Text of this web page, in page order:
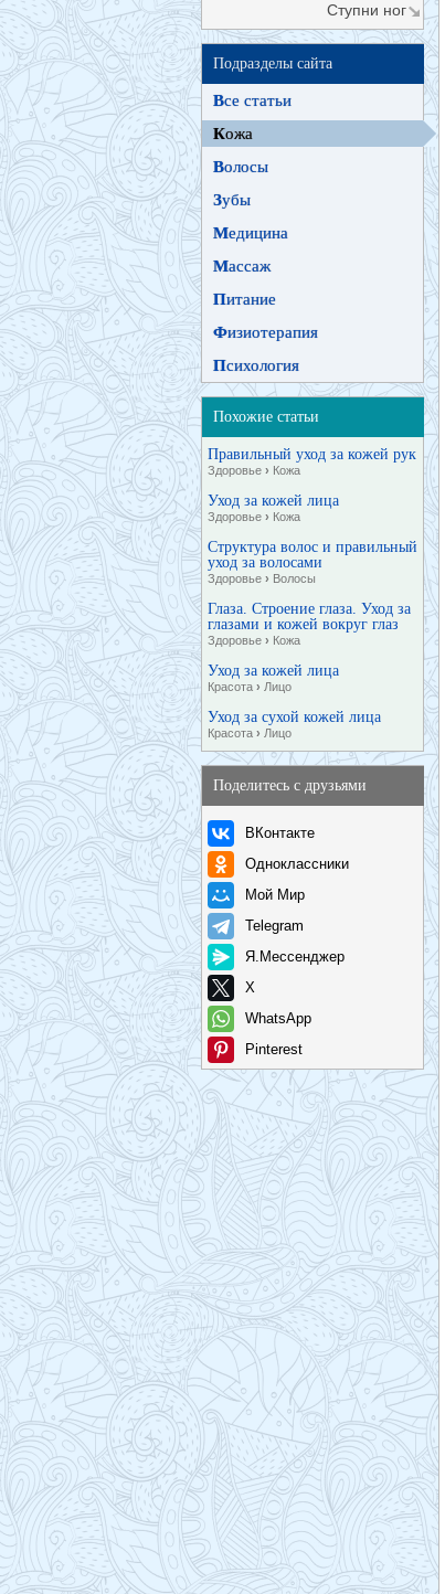
Ступни ног
Подразделы сайта
Все статьи
Кожа
Волосы
Зубы
Медицина
Массаж
Питание
Физиотерапия
Психология
Похожие статьи
Правильный уход за кожей рук
Здоровье › Кожа
Уход за кожей лица
Здоровье › Кожа
Структура волос и правильный
уход за волосами
Здоровье › Волосы
Глаза. Строение глаза. Уход за
глазами и кожей вокруг глаз
Здоровье › Кожа
Уход за кожей лица
Красота › Лицо
Уход за сухой кожей лица
Красота › Лицо
Поделитесь с друзьями
ВКонтакте
Одноклассники
Мой Мир
Telegram
Я.Мессенджер
X
WhatsApp
Pinterest